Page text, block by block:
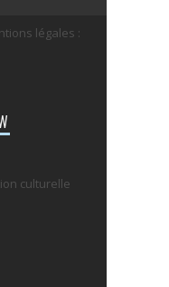
légales :
culturelle